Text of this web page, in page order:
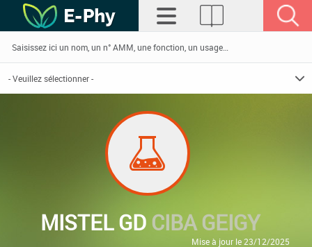
MISTEL GDCIBA GEIGY
Mise à jour le 23/12/2025